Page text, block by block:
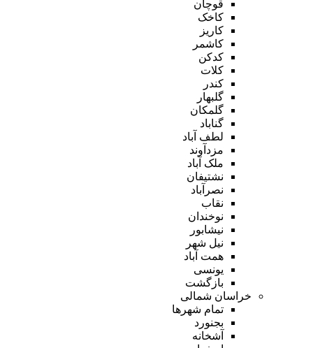
قوچان
کاخک
کاریز
کاشمر
کدکن
کلات
کندر
گلبهار
گلمکان
گناباد
لطف آباد
مزدآوند
ملک آباد
نشتیفان
نصرآباد
نقاب
نوخندان
نیشابور
نیل شهر
همت آباد
یونسی
بازگشت
خراسان شمالی
تمام شهر‌ها
بجنورد
آشخانه